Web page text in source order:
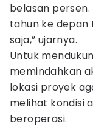
belasan
tahun ke depan
saja,” ujarnya.
Untuk
memindahkan
lokasi proyek
melihat kondisi
beroperasi.